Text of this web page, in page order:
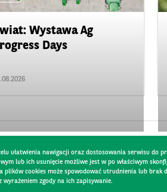
Wystawa Ag
Days
ułatwienia nawigacji oraz dostosowania serwisu do
lub ich usunięcie możliwe jest w po właściwym
plików cookies może spowodować utrudnienia lub brak
zgody na ich zapisywanie.